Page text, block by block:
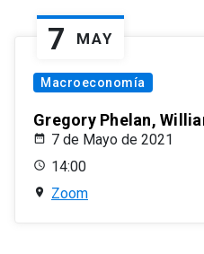
7 MAY
Macroeconomía
Gregory Phelan,
7 de Mayo de 2021
14:00
Zoom